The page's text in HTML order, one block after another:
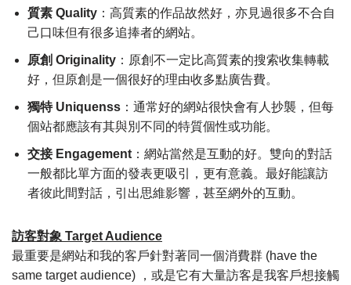
質素 Quality ：高質素的作品故然好，亦見過很多不合自
己口味但有很多追捧者的網站。
原創 Originality ：原創不一定比高質素的搜索收集轉載
好，但原創是一個很好的理由收多點廣告費。
獨特 Uniquenss ：通常好的網站很快會有人抄襲，但每
個站都應該有其與別不同的特質個性或功能。
交接 Engagement ：網站當然是互動的好。雙向的對話
一般都比單方面的發表更吸引，更有意義。最好能讓訪
者彼此間對話，引出思維影響，甚至網外的互動。
訪客對象 Target Audience
最重要是網站和我的客戶針對著同一個消費群 (have the
same target audience) ，或是它有大量訪客是我客戶想接觸